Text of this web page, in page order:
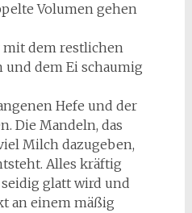
Volumen gehen
dem restlichen
und dem Ei schaumig
Hefe und der
Die Mandeln, das
Milch dazugeben,
Alles kräftig
glatt wird und
an einem mäßig